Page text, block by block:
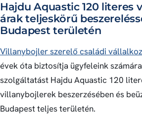
Hajdu Aquastic 120 literes
árak teljeskörű
Budapest területén
Villanybojler szerelő családi
évek óta biztosítja ügyfeleink
szolgáltatást Hajdu Aquastic 120
villanybojlerek beszerzésében és
Budapest teljes területén.